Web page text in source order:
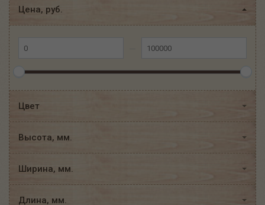
Цена, руб.
Цвет
Высота, мм.
Ширина, мм.
Длина, мм.